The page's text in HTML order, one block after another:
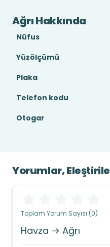
Ağrı Hakkında
Nüfus
Yüzölçümü
Plaka
Telefon kodu
Otogar
Yorumlar,
Toplam Yorum Sayısı (0)
Havza → Ağrı